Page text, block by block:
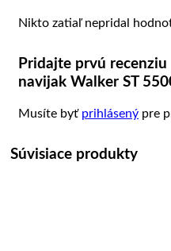
Nikto zatiaľ nepridal
Pridajte prvú
navijak Walker ST
Musíte byť prihlásený pre
Súvisiace produkty